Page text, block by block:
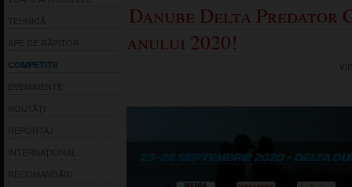
COMPETIȚII
Danube Delta Predator
anului 2020!